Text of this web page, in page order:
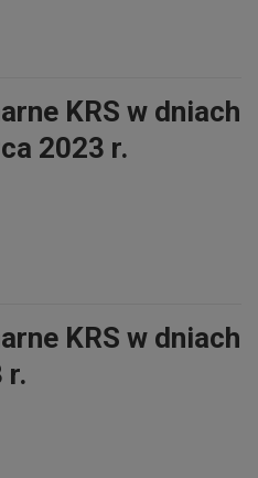
KRS w dniach
2023 r.
KRS w dniach
r.